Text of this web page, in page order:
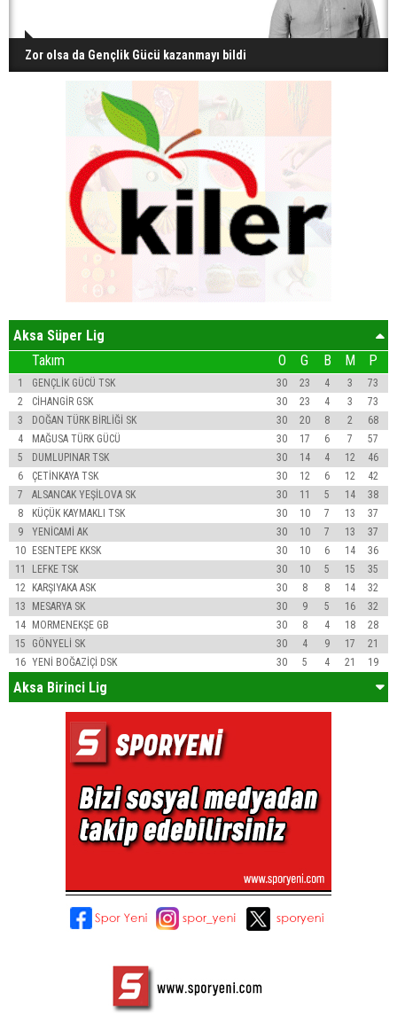
Zor olsa da Gençlik Gücü kazanmayı bildi
Aksa Süper Lig
Takım
O G B M P
1 GENÇLİK GÜCÜ TSK 30 23 4 3
73
2
CİHANGİR GSK 30 23 4 3
73
3
DOĞAN TÜRK BİRLİĞİ SK 30 20 8 2
68
4
MAĞUSA TÜRK GÜCÜ 30 17 6 7
57
5
DUMLUPINAR TSK 30 14 4 12
46
6
ÇETİNKAYA TSK 30 12 6 12
42
7
ALSANCAK YEŞİLOVA SK 30 11 5 14
38
8
KÜÇÜK KAYMAKLI TSK 30 10 7 13
37
9
YENİCAMİ AK 30 10 7 13
37
10
ESENTEPE KKSK 30 10 6 14
36
11
LEFKE TSK 30 10 5 15
35
12
KARŞIYAKA ASK 30 8 8 14
32
13
MESARYA SK 30 9 5 16
32
14
MORMENEKŞE GB 30 8 4 18
28
15
GÖNYELİ SK 30 4 9 17
21
16 YENİ BOĞAZİÇİ DSK 30 5 4 21 19
Aksa Birinci Lig